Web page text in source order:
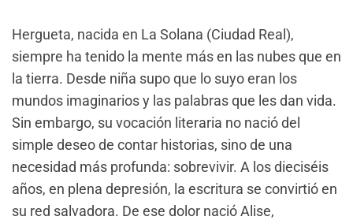
Hergueta, nacida en La Solana (Ciudad Real),
siempre ha tenido la mente más en las nubes que en
la tierra. Desde niña supo que lo suyo eran los
mundos imaginarios y las palabras que les dan vida.
Sin embargo, su vocación literaria no nació del
simple deseo de contar historias, sino de una
necesidad más profunda: sobrevivir. A los dieciséis
años, en plena depresión, la escritura se convirtió en
su red salvadora. De ese dolor nació Alise,